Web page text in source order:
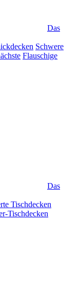
Das
Schwere
Flauschige
Das
Tischdecken
Tischdecken